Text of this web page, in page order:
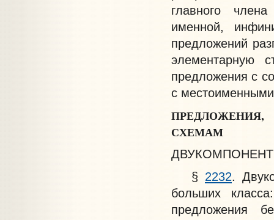
главного
именной,
предложений
элементарную
предложения с
с
СХЕМАМ
§ 2232.
больших
предложения